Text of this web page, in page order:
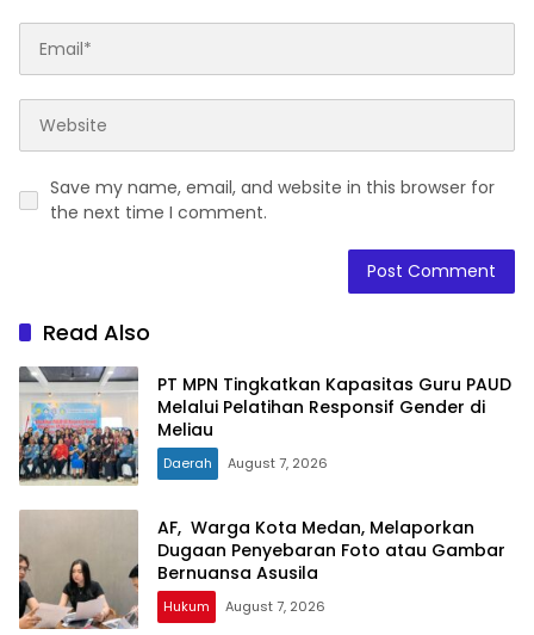
Save my name, email, and website in this browser for
the next time I comment.
Read Also
PT MPN Tingkatkan Kapasitas Guru PAUD
Melalui Pelatihan Responsif Gender di
Meliau
Daerah August 7, 2026
AF, Warga Kota Medan, Melaporkan
Dugaan Penyebaran Foto atau Gambar
Bernuansa Asusila
Hukum August 7, 2026